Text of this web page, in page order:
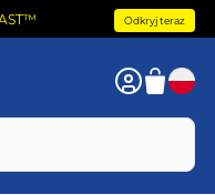
Odkryj teraz